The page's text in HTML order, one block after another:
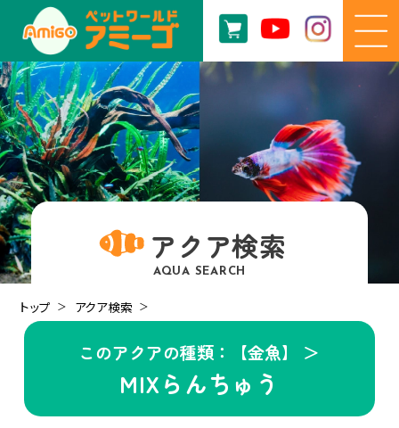
アクア検索
AQUA SEARCH
トップ アクア検索
このアクアの種類：【金魚】 ＞
MIXらんちゅう